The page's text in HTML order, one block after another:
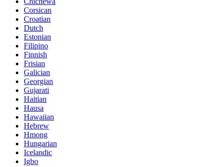
Corsican
Croatian
Dutch
Estonian
Filipino
Finnish
Frisian
Galician
Georgian
Gujarati
Haitian
Hausa
Hawaiian
Hebrew
Hmong
Hungarian
Icelandic
Igbo